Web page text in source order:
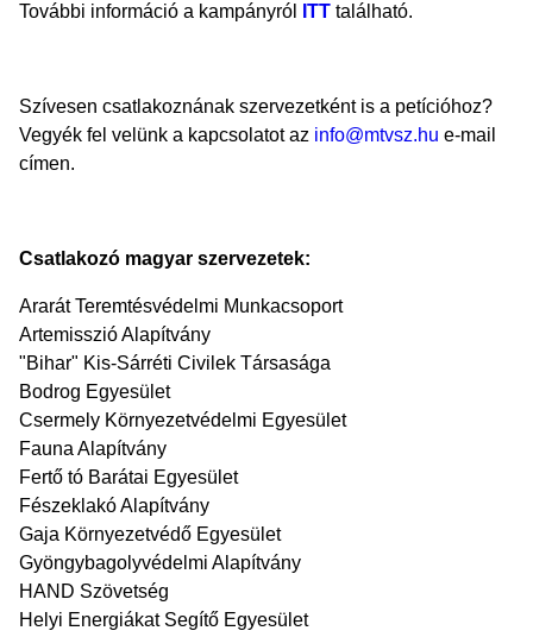
További információ a kampányról ITT található.
Szívesen csatlakoznának szervezetként is a petícióhoz?
Vegyék fel velünk a kapcsolatot az info@mtvsz.hu e-mail
címen.
Csatlakozó magyar szervezetek:
Ararát Teremtésvédelmi Munkacsoport
Artemisszió Alapítvány
"Bihar" Kis-Sárréti Civilek Társasága
Bodrog Egyesület
Csermely Környezetvédelmi Egyesület
Fauna Alapítvány
Fertő tó Barátai Egyesület
Fészeklakó Alapítvány
Gaja Környezetvédő Egyesület
Gyöngybagolyvédelmi Alapítvány
HAND Szövetség
Helyi Energiákat Segítő Egyesület